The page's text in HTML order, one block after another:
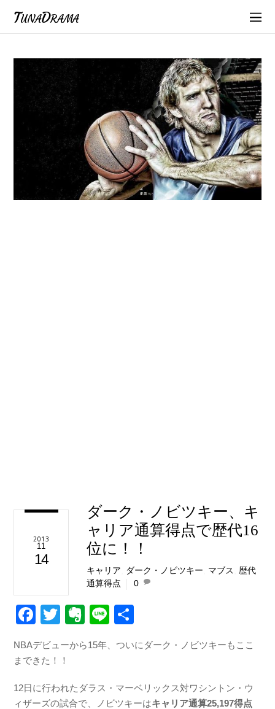
TunaDrama
2013
11
14
ダーク・ノビツキー、キ
ャリア通算得点で歴代16
位に！！
キャリア ダーク・ノビツキー マブス
歴代
通算得点
0
F
c
b
T
tt
E
er
ot
Li
e
NBAデビューから15年、ついにダーク・ノビツキーもここ
まできた！！
12日に行われたダラス・マーベリックス対ワシントン・ウ
ィザーズの試合で、ノビツキーはキャリア通算25,197得点